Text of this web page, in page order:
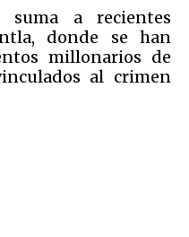
suma a recientes
donde se han
millonarios de
al crimen